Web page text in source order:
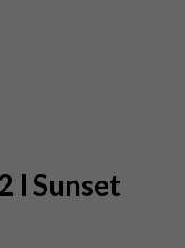
l Sunset